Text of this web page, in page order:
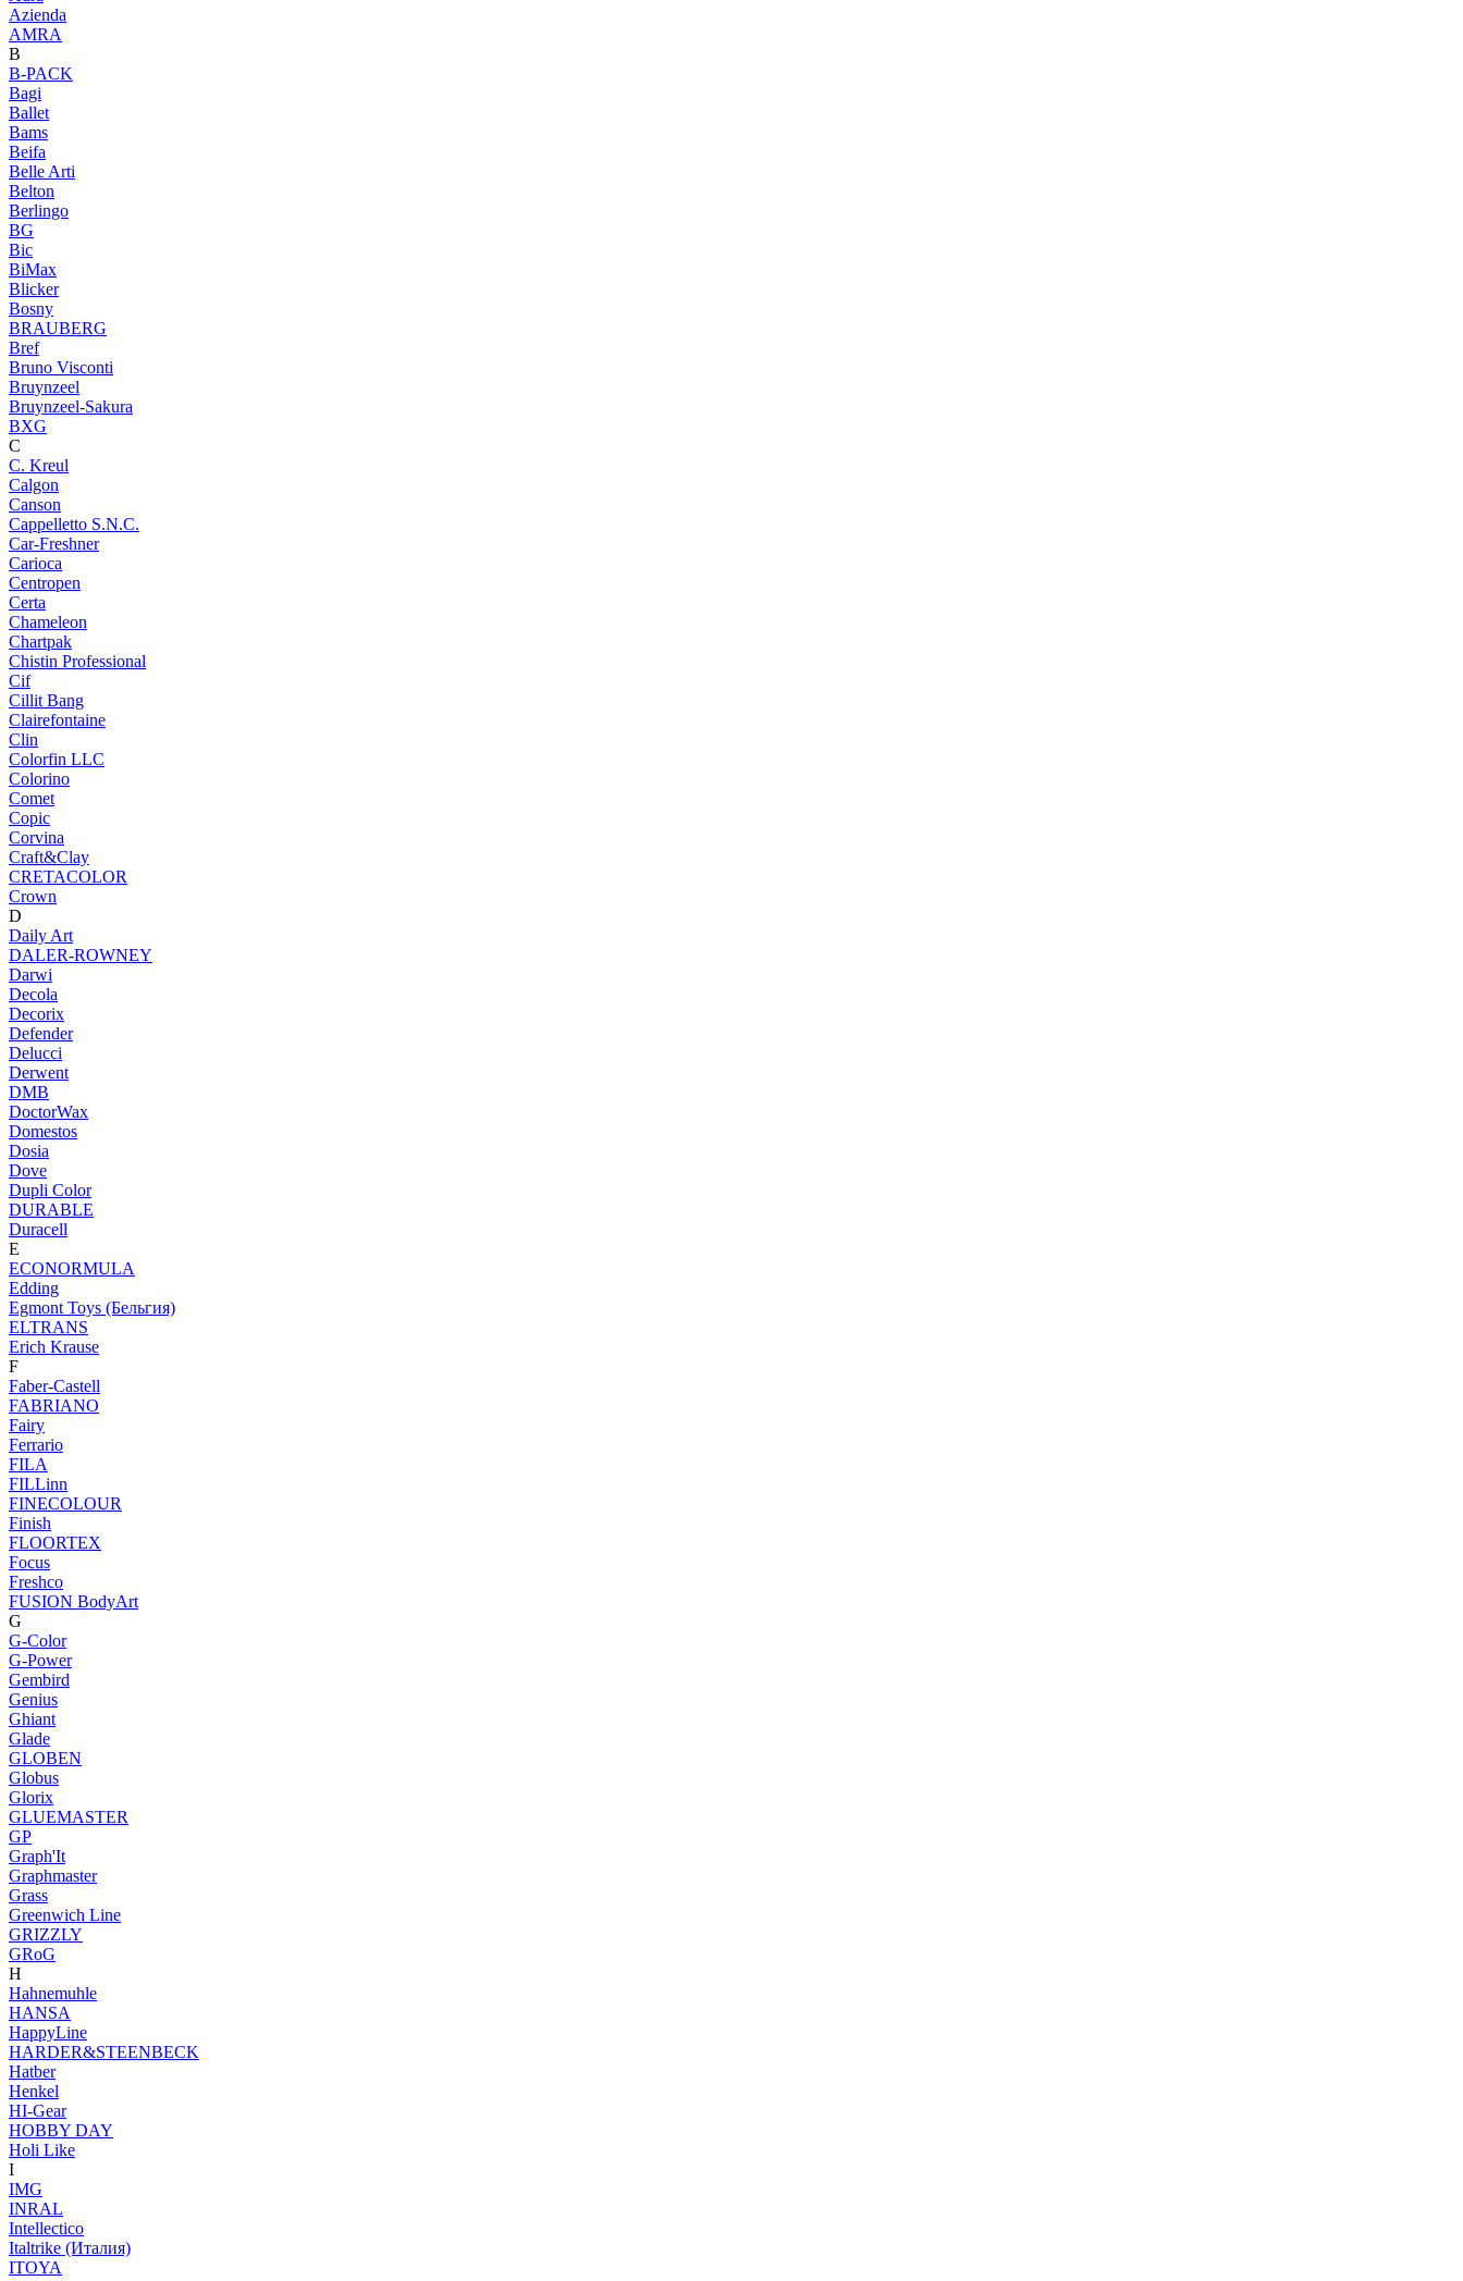
Azienda
AМRA
B
B-PACK
Bagi
Ballet
Bams
Beifa
Belle Arti
Belton
Berlingo
BG
Bic
BiMax
Blicker
Bosny
BRAUBERG
Bref
Bruno Visconti
Bruynzeel
Bruynzeel-Sakura
BXG
C
C. Kreul
Calgon
Canson
Cappelletto S.N.C.
Car-Freshner
Carioca
Centropen
Certa
Chameleon
Chartpak
Chistin Professional
Cif
Cillit Bang
Clairefontaine
Clin
Colorfin LLC
Colorino
Comet
Copic
Corvina
Craft&Clay
CRETACOLOR
Crown
D
Daily Art
DALER-ROWNEY
Darwi
Decola
Decorix
Defender
Delucci
Derwent
DMB
DoctorWax
Domestos
Dosia
Dove
Dupli Color
DURABLE
Duracell
E
ECONORMULA
Edding
Egmont Toys (Бельгия)
ELTRANS
Erich Krause
F
Faber-Castell
FABRIANO
Fairy
Ferrario
FILA
FILLinn
FINECOLOUR
Finish
FLOORTEX
Focus
Freshco
FUSION BodyArt
G
G-Color
G-Power
Gembird
Genius
Ghiant
Glade
GLOBEN
Globus
Glorix
GLUEMASTER
GP
Graph'It
Graphmaster
Grass
Greenwich Line
GRIZZLY
GRoG
H
Hahnemuhle
HANSA
HappyLine
HARDER&STEENBECK
Hatber
Henkel
HI-Gear
HOBBY DAY
Holi Like
I
IMG
INRAL
Intellectico
Italtrike (Италия)
ITOYA